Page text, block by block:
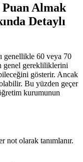
Almak
Detaylı
genellikle 60 veya 70
genel gerekliliklerini
gösterir. Ancak
Bu yüzden geçer
kurumunun
not olarak tanımlanır.